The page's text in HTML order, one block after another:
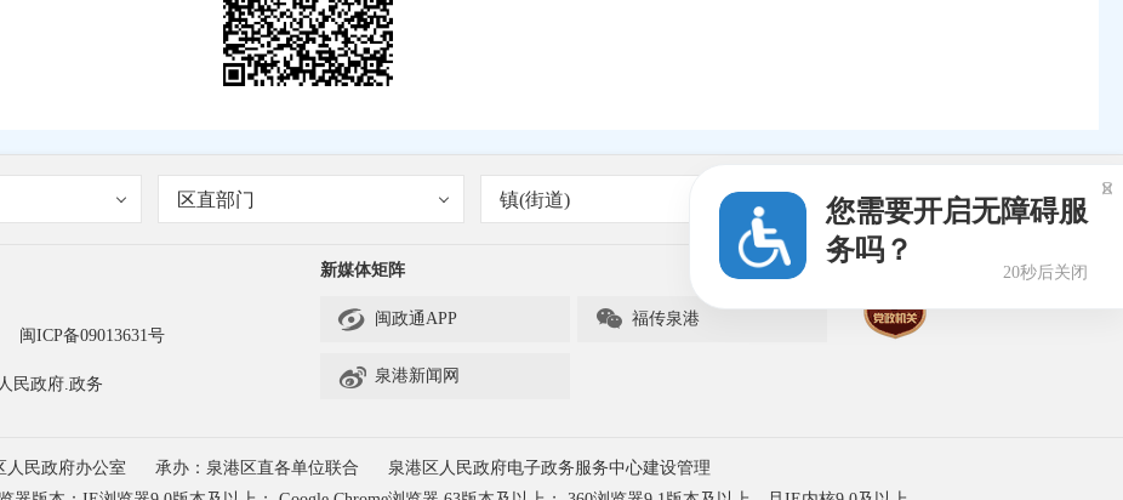
区直部门 镇(街道) 新闻媒体
闽ICP备09013631号
民政府.政务
新媒体矩阵
 闽政通APP  福传泉港
 泉港新闻网
人民政府办公室 承办：泉港区直各单位联合
泉港区人民政府电子政务服务中心建设管理
您需要开启无障碍服
务吗？
20秒后关闭
